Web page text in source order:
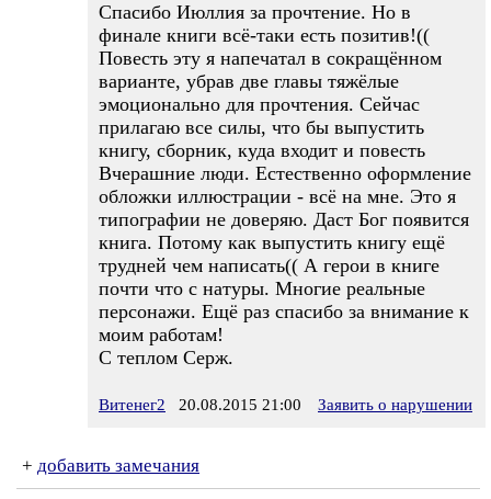
Спасибо Июллия за прочтение. Но в
финале книги всё-таки есть позитив!((
Повесть эту я напечатал в сокращённом
варианте, убрав две главы тяжёлые
эмоционально для прочтения. Сейчас
прилагаю все силы, что бы выпустить
книгу, сборник, куда входит и повесть
Вчерашние люди. Естественно оформление
обложки иллюстрации - всё на мне. Это я
типографии не доверяю. Даст Бог появится
книга. Потому как выпустить книгу ещё
трудней чем написать(( А герои в книге
почти что с натуры. Многие реальные
персонажи. Ещё раз спасибо за внимание к
моим работам!
С теплом Серж.
Витенег2 20.08.2015 21:00 Заявить о нарушении
+ добавить замечания